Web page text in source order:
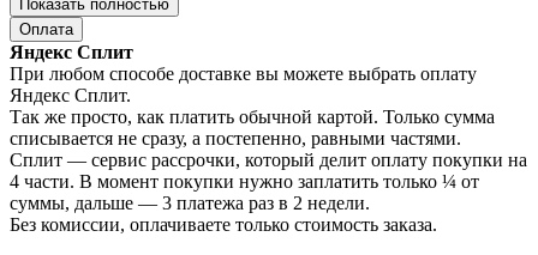
Показать полностью
Оплата
Яндекс Сплит
При любом способе доставке вы можете выбрать оплату
Яндекс Сплит.
Так же просто, как платить обычной картой. Только сумма
списывается не сразу, а постепенно, равными частями.
Сплит — сервис рассрочки, который делит оплату покупки на
4 части. В момент покупки нужно заплатить только ¼ от
суммы, дальше — 3 платежа раз в 2 недели.
Без комиссии, оплачиваете только стоимость заказа.